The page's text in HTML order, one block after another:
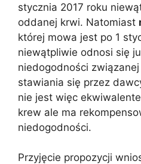
stycznia 2017 roku
oddanej krwi. Natomiast
której mowa jest po 1
niewątpliwie odnosi się
niedogodności
stawiania się przez
nie jest więc
krew ale ma
niedogodności.
Przyjęcie propozycji